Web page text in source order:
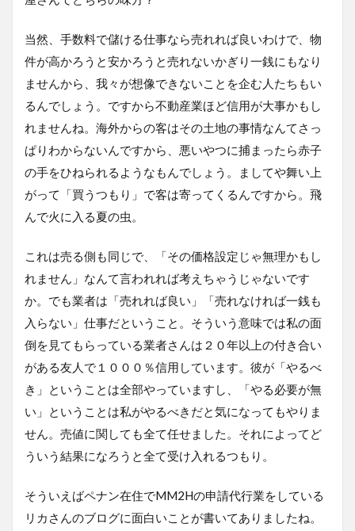
当然、手数料で儲ける仕事なら売れれば良いわけで、物
件が高かろうと安かろうと売れないかぎり一銭にもなり
ませんから、我々が想像できないことを企む人たちもい
るんでしょう。ですから不動産業ほど信用が大事かもし
れませんね。海外からの客はその土地の事情なんてさっ
ぱりわからないんですから、悪いやつに捕まったら赤子
の手をひねられるようなもんでしょう。ましてや舞い上
がって「買うつもり」で客は寄ってくるんですから。飛
んで火に入る夏の虫。
これは売る側も同じで、「その価格設定じゃ無理かもし
れません」なんて言われれば考えちゃうじゃないです
か。でも業者は「売れれば良い」「売れなければ一銭も
入らない」仕事だということ。そういう意味では私の面
倒を見てもらっている業者さんは２０年以上の付き合い
がある友人で１０００％信用しています。彼が「やるべ
き」ということは全部やっていますし、「やる必要が無
い」ということは私がやるべきだと気になってもやりま
せん。売値に関しても全て任せました。それによってど
ういう結果になろうと全て受け入れるつもり。
そういえばペナン在住でMM2Hの申請代行業をしている
リカさんのブログに面白いことが書いてありましたね。